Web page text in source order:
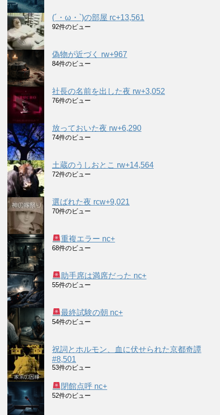
(´・ω・`)の部屋 rc+13,561
92件のビュー
偽物が近づく rw+967
84件のビュー
社長の名前を出した夜 rw+3,052
76件のビュー
放っておいた夜 rw+6,290
74件のビュー
土蔵のうしおとこ rw+14,564
72件のビュー
選ばれた夜 rcw+9,021
70件のビュー
重複エラー nc+
68件のビュー
助手席は満席だった nc+
55件のビュー
最終試験の朝 nc+
54件のビュー
祝詞とホルモン、血に伏せられた京都奇譚
#8,501
53件のビュー
閉館点呼 nc+
52件のビュー